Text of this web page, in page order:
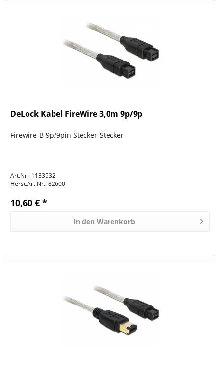
DeLock Kabel FireWire 3,0m 9p/9p
Firewire-B 9p/9pin Stecker-Stecker
Art.Nr.: 1133532
Herst.Art.Nr.:82600
10,60 € *
In den Warenkorb